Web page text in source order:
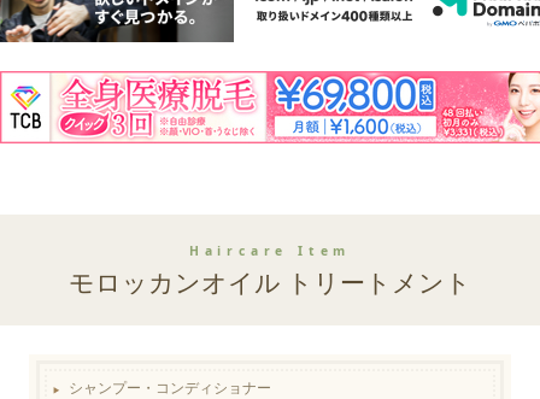
Haircare Item
モロッカンオイル トリートメント
▶︎ シャンプー・コンディショナー